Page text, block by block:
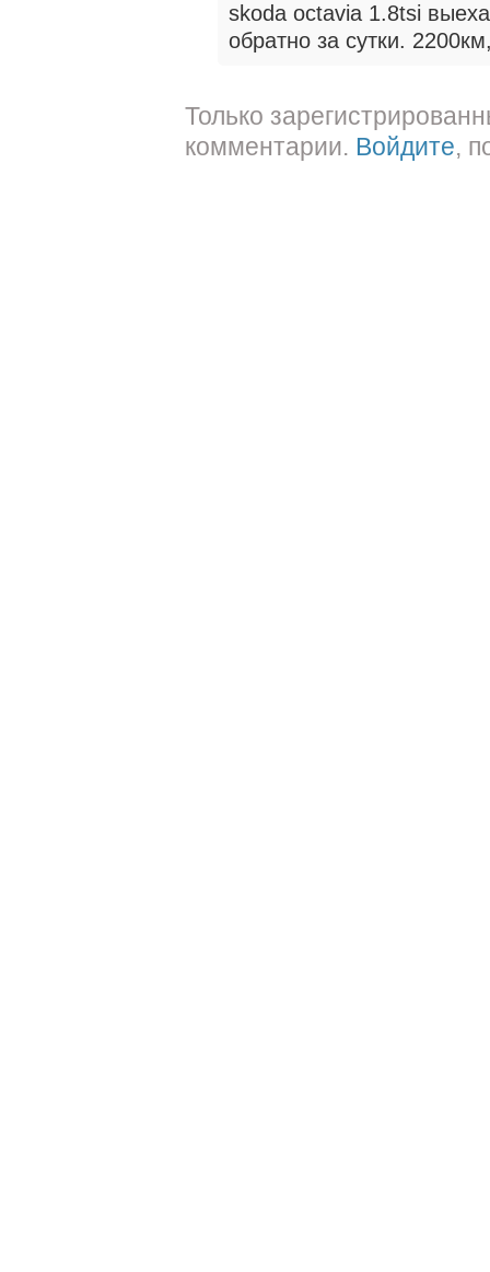
skoda octavia 1.8tsi
обратно за сутки.
Только
комментарии. Войдите,